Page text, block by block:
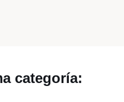
categoría: